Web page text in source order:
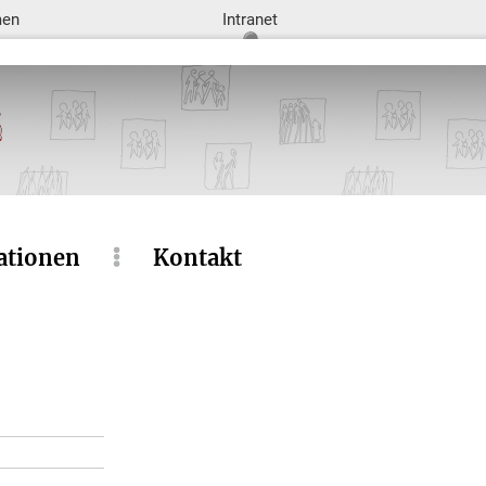
Intranet
Kontakt